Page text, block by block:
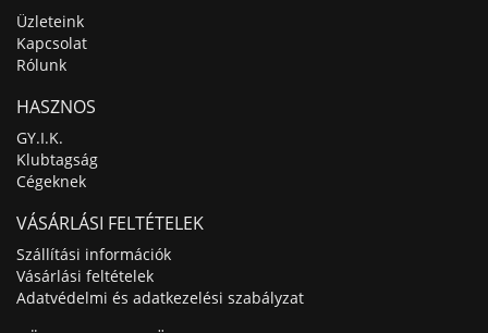
Üzleteink
Kapcsolat
Rólunk
HASZNOS
GY.I.K.
Klubtagság
Cégeknek
VÁSÁRLÁSI FELTÉTELEK
Szállítási információk
Vásárlási feltételek
Adatvédelmi és adatkezelési szabályzat